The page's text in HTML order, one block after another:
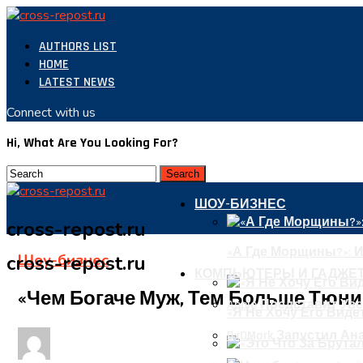
AUTHORS LIST
HOME
LATEST NEWS
Connect with us
Hi, What Are You Looking For?
cross-repost.ru
cross-repost.ru
ШОУ-БИЗНЕС
«Я Не Хочу Его
КОМПЬЮТЕРЫ И
Apple Представит
DxOMark Запустил
Шоу-бизнес
«Чем Богаче Муж, Тем Больше